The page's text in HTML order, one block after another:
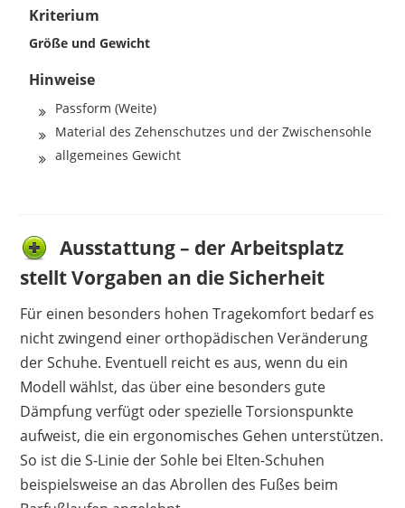
Kriterium
Größe und Gewicht
Hinweise
Passform (Weite)
Material des Zehenschutzes und der Zwischensohle
allgemeines Gewicht
Ausstattung – der Arbeitsplatz
stellt Vorgaben an die Sicherheit
Für einen besonders hohen Tragekomfort bedarf es
nicht zwingend einer orthopädischen Veränderung
der Schuhe. Eventuell reicht es aus, wenn du ein
Modell wählst, das über eine besonders gute
Dämpfung verfügt oder spezielle Torsionspunkte
aufweist, die ein ergonomisches Gehen unterstützen.
So ist die S-Linie der Sohle bei Elten-Schuhen
beispielsweise an das Abrollen des Fußes beim